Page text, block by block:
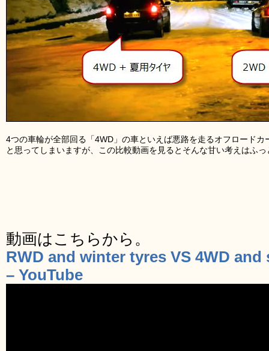
4つの車輪が全部回る「4WD」の車といえば悪路を走るオフロード
と思ってしまいますが、この比較動画を見るとそんな甘い考えはふ
動画はこちらから。
RWD and winter tyres VS 4WD
– YouTube